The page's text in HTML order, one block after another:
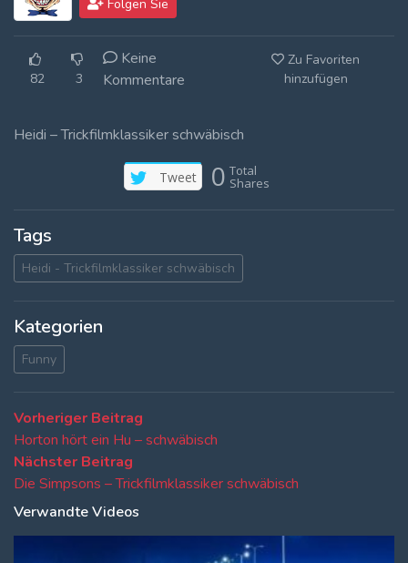
Log In
Log Out
Folgen Sie
82 3
Keine
Kommentare
Zu Favoriten
hinzufügen
Heidi – Trickfilmklassiker schwäbisch
Tweet 0 Total
Shares
Tags
Heidi - Trickfilmklassiker schwäbisch
Kategorien
Funny
Beitragsnavigation
Vorheriger Beitrag
Beitrag:
Horton hört ein Hu – schwäbisch
Nächster Beitrag
Beitrag:
Die Simpsons – Trickfilmklassiker schwäbisch
Verwandte Videos